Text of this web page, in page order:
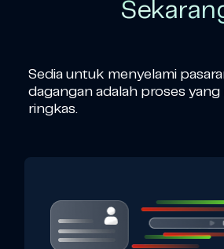
Sedia untuk menyelami
dagangan adalah proses yang
ringkas.